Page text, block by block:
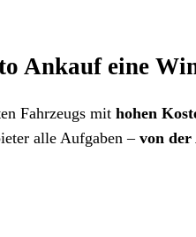
Ankauf eine
Fahrzeugs mit hohen
alle Aufgaben –von der